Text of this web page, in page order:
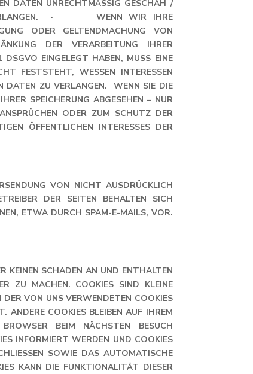
UNRECHTMÄSSIG GESCHAH / G
VERLANGEN. · WENN WIR IHRE P
ODER GELTENDMACHUNG VON R
DER VERARBEITUNG IHRER P
EINGELEGT HABEN, MUSS EINE A
FESTSTEHT, WESSEN INTERESSEN Ü
ZU VERLANGEN. WENN SIE DIE V
SPEICHERUNG ABGESEHEN – NUR M
ODER ZUM SCHUTZ DER R
ÖFFENTLICHEN INTERESSES DER E
VON NICHT AUSDRÜCKLICH
DER SEITEN BEHALTEN SICH
ETWA DURCH SPAM-E-MAILS, VOR.
KEINEN SCHADEN AN UND ENTHALTEN
ZU MACHEN. COOKIES SIND KLEINE
VON UNS VERWENDETEN COOKIES
ANDERE COOKIES BLEIBEN AUF IHREM
BEIM NÄCHSTEN BESUCH
INFORMIERT WERDEN UND COOKIES
SOWIE DAS AUTOMATISCHE L
KANN DIE FUNKTIONALITÄT DIESER WE